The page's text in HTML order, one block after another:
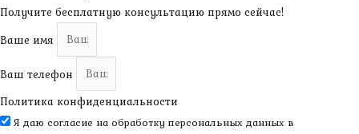
Получите бесплатную консультацию прямо сейчас!
Ваше имя
Ваш телефон
Политика конфиденциальности
Я даю согласие на обработку персональных данных в